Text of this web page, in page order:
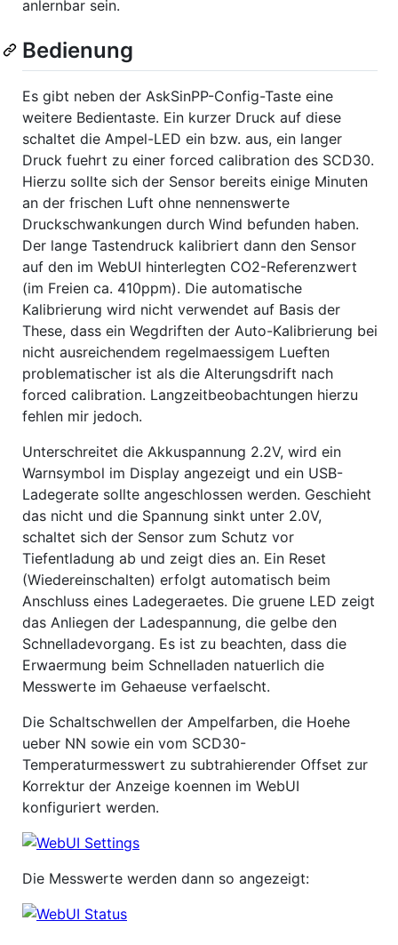
anlernbar sein.
Bedienung
Es gibt neben der AskSinPP-Config-Taste eine
weitere Bedientaste. Ein kurzer Druck auf diese
schaltet die Ampel-LED ein bzw. aus, ein langer
Druck fuehrt zu einer forced calibration des SCD30.
Hierzu sollte sich der Sensor bereits einige Minuten
an der frischen Luft ohne nennenswerte
Druckschwankungen durch Wind befunden haben.
Der lange Tastendruck kalibriert dann den Sensor
auf den im WebUI hinterlegten CO2-Referenzwert
(im Freien ca. 410ppm). Die automatische
Kalibrierung wird nicht verwendet auf Basis der
These, dass ein Wegdriften der Auto-Kalibrierung bei
nicht ausreichendem regelmaessigem Lueften
problematischer ist als die Alterungsdrift nach
forced calibration. Langzeitbeobachtungen hierzu
fehlen mir jedoch.
Unterschreitet die Akkuspannung 2.2V, wird ein
Warnsymbol im Display angezeigt und ein USB-
Ladegerate sollte angeschlossen werden. Geschieht
das nicht und die Spannung sinkt unter 2.0V,
schaltet sich der Sensor zum Schutz vor
Tiefentladung ab und zeigt dies an. Ein Reset
(Wiedereinschalten) erfolgt automatisch beim
Anschluss eines Ladegeraetes. Die gruene LED zeigt
das Anliegen der Ladespannung, die gelbe den
Schnelladevorgang. Es ist zu beachten, dass die
Erwaermung beim Schnelladen natuerlich die
Messwerte im Gehaeuse verfaelscht.
Die Schaltschwellen der Ampelfarben, die Hoehe
ueber NN sowie ein vom SCD30-
Temperaturmesswert zu subtrahierender Offset zur
Korrektur der Anzeige koennen im WebUI
konfiguriert werden.
Die Messwerte werden dann so angezeigt: